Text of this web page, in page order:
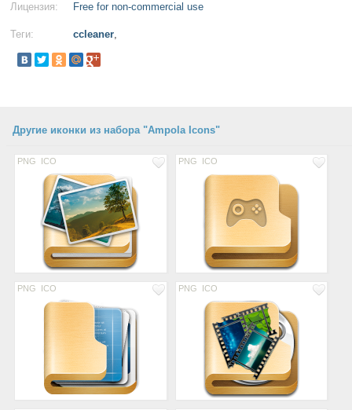
Лицензия: Free for non-commercial use
Теги: ccleaner,
Другие иконки из набора "Ampola Icons"
PNG ICO PNG ICO
PNG ICO PNG ICO